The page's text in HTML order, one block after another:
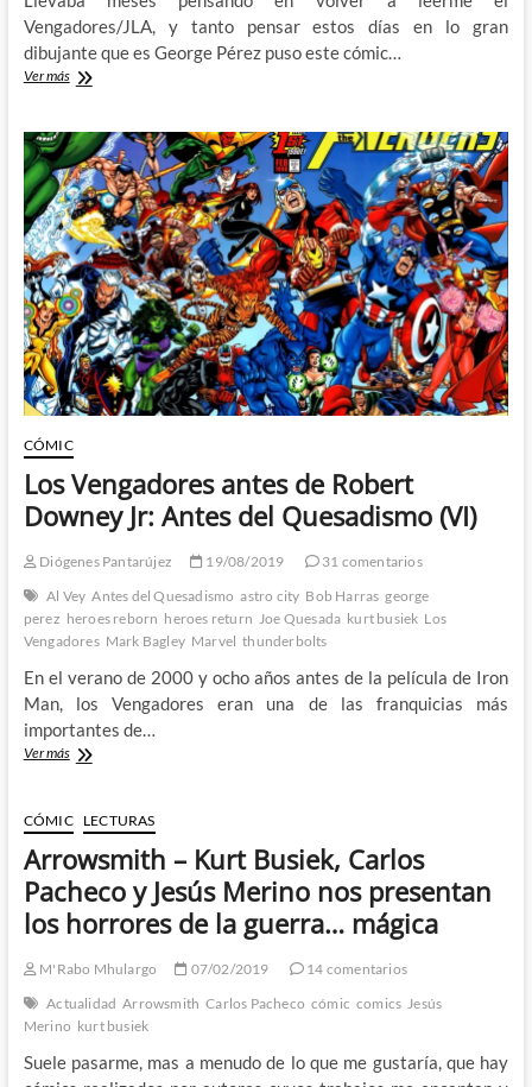
Vengadores/JLA, y tanto pensar estos días en lo gran
dibujante que es George Pérez puso este cómic…
Ver másVengadores/JLA:
George
Pérez
y
el
crossover
de
todos
los
crossovers
CÓMIC
Los Vengadores antes de Robert
Downey Jr: Antes del Quesadismo (VI)
Diógenes Pantarújez 19/08/2019
31 comentarios
Al Vey Antes del Quesadismo astro city Bob Harras george
perez heroes reborn heroes return Joe Quesada kurt busiek Los
Vengadores Mark Bagley Marvel thunderbolts
En el verano de 2000 y ocho años antes de la película de Iron
Man, los Vengadores eran una de las franquicias más
importantes de…
Ver másLos
de
Robert
Downey
Jr:
Antes
del
(VI)
CÓMIC LECTURAS
Arrowsmith – Kurt Busiek, Carlos
Pacheco y Jesús Merino nos presentan
los horrores de la guerra… mágica
M'Rabo Mhulargo 07/02/2019
14 comentarios
Actualidad Arrowsmith Carlos Pacheco cómic comics Jesús
Merino kurt busiek
Suele pasarme, mas a menudo de lo que me gustaría, que hay